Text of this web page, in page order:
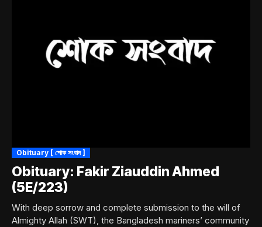
Obituary [ শোক সংবাদ ]
Obituary: Fakir Ziauddin Ahmed
(5E/223)
With deep sorrow and complete submission to the will of
Almighty Allah (SWT), the Bangladesh mariners’ community